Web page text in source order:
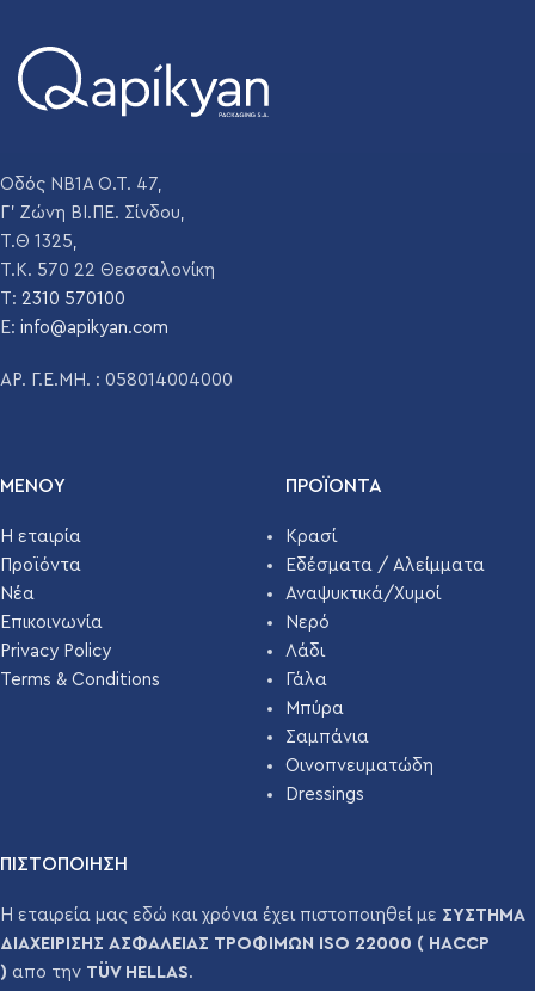
Οδός ΝΒ1Α Ο.Τ. 47,
Γ' Ζώνη ΒΙ.ΠΕ. Σίνδου,
Τ.Θ 1325,
Τ.Κ. 570 22 Θεσσαλονίκη
T: 2310 570100
E: info@apikyan.com
ΑΡ. Γ.Ε.ΜΗ. : 058014004000
ΜΕΝΟΥ
Η εταιρία
Προϊόντα
Νέα
Επικοινωνία
Privacy Policy
Terms & Conditions
ΠΡΟΪΌΝΤΑ
Κρασί
Εδέσματα / Αλείμματα
Αναψυκτικά/Χυμοί
Νερό
Λάδι
Γάλα
Μπύρα
Σαμπάνια
Οινοπνευματώδη
Dressings
ΠΙΣΤΟΠΟΙΗΣΗ
Η εταιρεία μας εδώ και χρόνια έχει πιστοποιηθεί με ΣΥΣΤΗΜΑ
ΔΙΑΧΕΙΡΙΣΗΣ ΑΣΦΑΛΕΙΑΣ ΤΡΟΦΙΜΩΝ ISO 22000 ( HACCP
) απο την TÜV HELLAS.